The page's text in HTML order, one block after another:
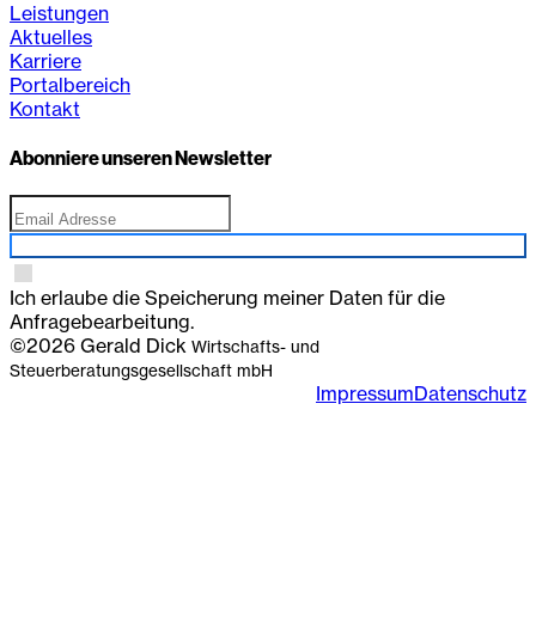
Leistungen
Aktuelles
Karriere
Portalbereich
Kontakt
Abonniere unseren Newsletter
Ich erlaube die Speicherung meiner Daten für die
Anfragebearbeitung.
©2026 Gerald Dick Wirtschafts- und
Steuerberatungsgesellschaft mbH
ImpressumDatenschutz